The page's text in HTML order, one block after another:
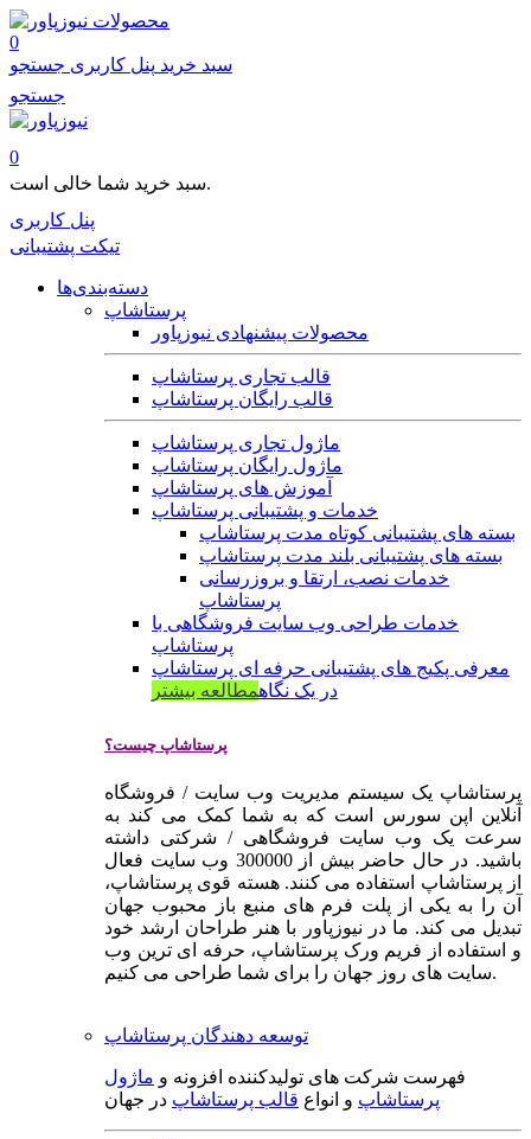
محصولات
0
سبد خرید پنل کاربری جستجو
جستجو
0
سبد خرید شما خالی است.
پنل کاربری
تیکت پشتیبانی
دسته‌بندی‌ها
پرستاشاپ
محصولات پیشنهادی نیوزپاور
قالب تجاری پرستاشاپ
قالب رایگان پرستاشاپ
ماژول تجاری پرستاشاپ
ماژول رایگان پرستاشاپ
آموزش های پرستاشاپ
خدمات و پشتیبانی پرستاشاپ
بسته های پشتیبانی کوتاه مدت پرستاشاپ
بسته های پشتیبانی بلند مدت پرستاشاپ
خدمات نصب، ارتقا و بروزرسانی
پرستاشاپ
خدمات طراحی وب سایت فروشگاهی با
پرستاشاپ
معرفی پکیج های پشتیبانی حرفه ای پرستاشاپ
در یک نگاهمطالعه بیشتر
پرستاشاپ چیست؟
پرستاشاپ یک سیستم مدیریت وب سایت / فروشگاه
آنلاین اپن سورس است که به شما کمک می کند به
سرعت یک وب سایت فروشگاهی / شرکتی داشته
باشید. در حال حاضر بیش از 300000 وب سایت فعال
از پرستاشاپ استفاده می کنند. هسته قوی پرستاشاپ،
آن را به یکی از پلت فرم های منبع باز محبوب جهان
تبدیل می کند. ما در نیوزپاور با هنر طراحان ارشد خود
و استفاده از فریم ورک پرستاشاپ، حرفه ای ترین وب
سایت های روز جهان را برای شما طراحی می کنیم.
توسعه دهندگان پرستاشاپ
فهرست شرکت های تولیدکننده افزونه و ماژول
پرستاشاپ و انواع قالب پرستاشاپ در جهان